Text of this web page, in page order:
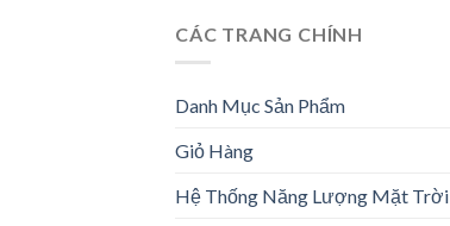
CÁC TRANG CHÍNH
Danh Mục Sản Phẩm
Giỏ Hàng
Hệ Thống Năng Lượng Mặt Trời